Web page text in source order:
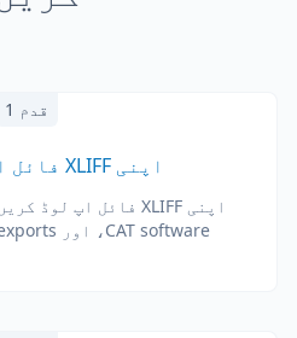
قدم 1
اپنی XLIFF فائل اپ لوڈ کریں
CAT software، اور CMS exports سب چلتے ہیں۔